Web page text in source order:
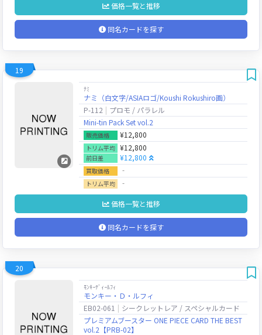
価格一覧と推移
同名カードを探す
19
ﾅﾐ
ナミ（白文字/ASIAロゴ/Koushi Rokushiro画）
P-112
プロモ / パラレル
Mini-tin Pack Set vol.2
販売価格 ¥12,800
トリム平均 ¥12,800
前日差 ¥12,800
買取価格 ‐
トリム平均 ‐
価格一覧と推移
同名カードを探す
20
ﾓﾝｷｰﾃﾞｨｰﾙﾌｨ
モンキー・Ｄ・ルフィ
EB02-061
シークレットレア / スペシャルカード
プレミアムブースター ONE PIECE CARD THE BEST
vol.2【PRB-02】